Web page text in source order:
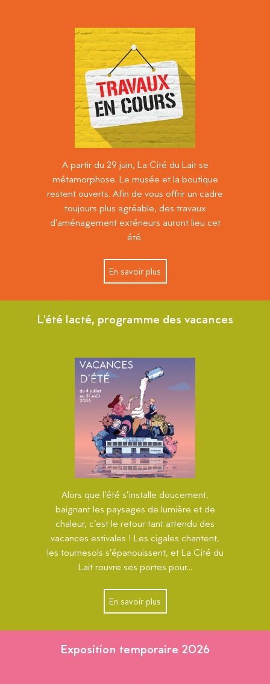
A partir du 29 juin, La Cité du Lait se
métamorphose. Le musée et la boutique
restent ouverts. Afin de vous offrir un cadre
toujours plus agréable, des travaux
d'aménagement extérieurs auront lieu cet
été.
En savoir plus
L’été lacté, programme des vacances
Alors que l’été s’installe doucement,
baignant les paysages de lumière et de
chaleur, c’est le retour tant attendu des
vacances estivales ! Les cigales chantent,
les tournesols s’épanouissent, et La Cité du
Lait rouvre ses portes pour...
En savoir plus
Exposition temporaire 2026